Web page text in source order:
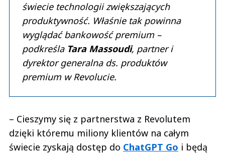
świecie technologii zwiększających
produktywność. Właśnie tak powinna
wyglądać bankowość premium –
podkreśla Tara Massoudi, partner i
dyrektor generalna ds. produktów
premium w Revolucie.
– Cieszymy się z partnerstwa z Revolutem
dzięki któremu miliony klientów na całym
świecie zyskają dostęp do ChatGPT Go i będą